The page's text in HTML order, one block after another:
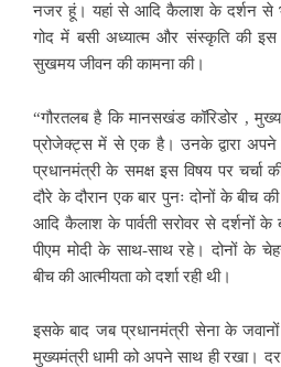
नजर हूं। यहां से आदि कैलाश के दर्शन से
गोद में बसी अध्यात्म और संस्कृति की
सुखमय जीवन की कामना की।
“गौरतलब है कि मानसखंड कॉरिडोर ,
प्रोजेक्ट्स में से एक है। उनके द्वारा अपने
प्रधानमंत्री के समक्ष इस विषय पर चर्चा
दौरे के दौरान एक बार पुनः दोनों के बीच
आदि कैलाश के पार्वती सरोवर से दर्शनों के
पीएम मोदी के साथ-साथ रहे। दोनों के
बीच की आत्मीयता को दर्शा रही थी।
इसके बाद जब प्रधानमंत्री सेना के जवानों
मुख्यमंत्री धामी को अपने साथ ही रखा।